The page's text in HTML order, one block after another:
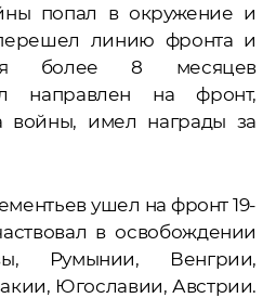
попал в окружение и
линию фронта и
более 8 месяцев
направлен на фронт,
войны, имел награды за
ушел на фронт 19-
в освобождении
Румынии, Венгрии,
Югославии, Австрии.